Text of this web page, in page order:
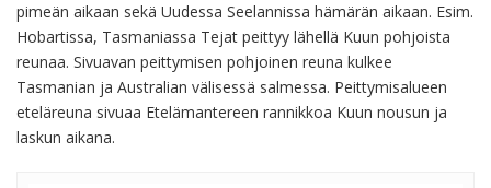
pimeän aikaan sekä Uudessa Seelannissa hämärän aikaan. Esim.
Hobartissa, Tasmaniassa Tejat peittyy lähellä Kuun pohjoista
reunaa. Sivuavan peittymisen pohjoinen reuna kulkee
Tasmanian ja Australian välisessä salmessa. Peittymisalueen
eteläreuna sivuaa Etelämantereen rannikkoa Kuun nousun ja
laskun aikana.